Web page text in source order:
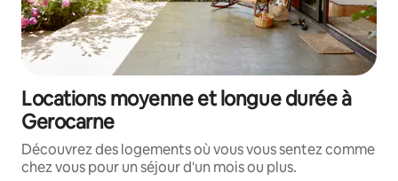
Locations moyenne et longue durée à
Gerocarne
Découvrez des logements où vous vous sentez comme
chez vous pour un séjour d'un mois ou plus.